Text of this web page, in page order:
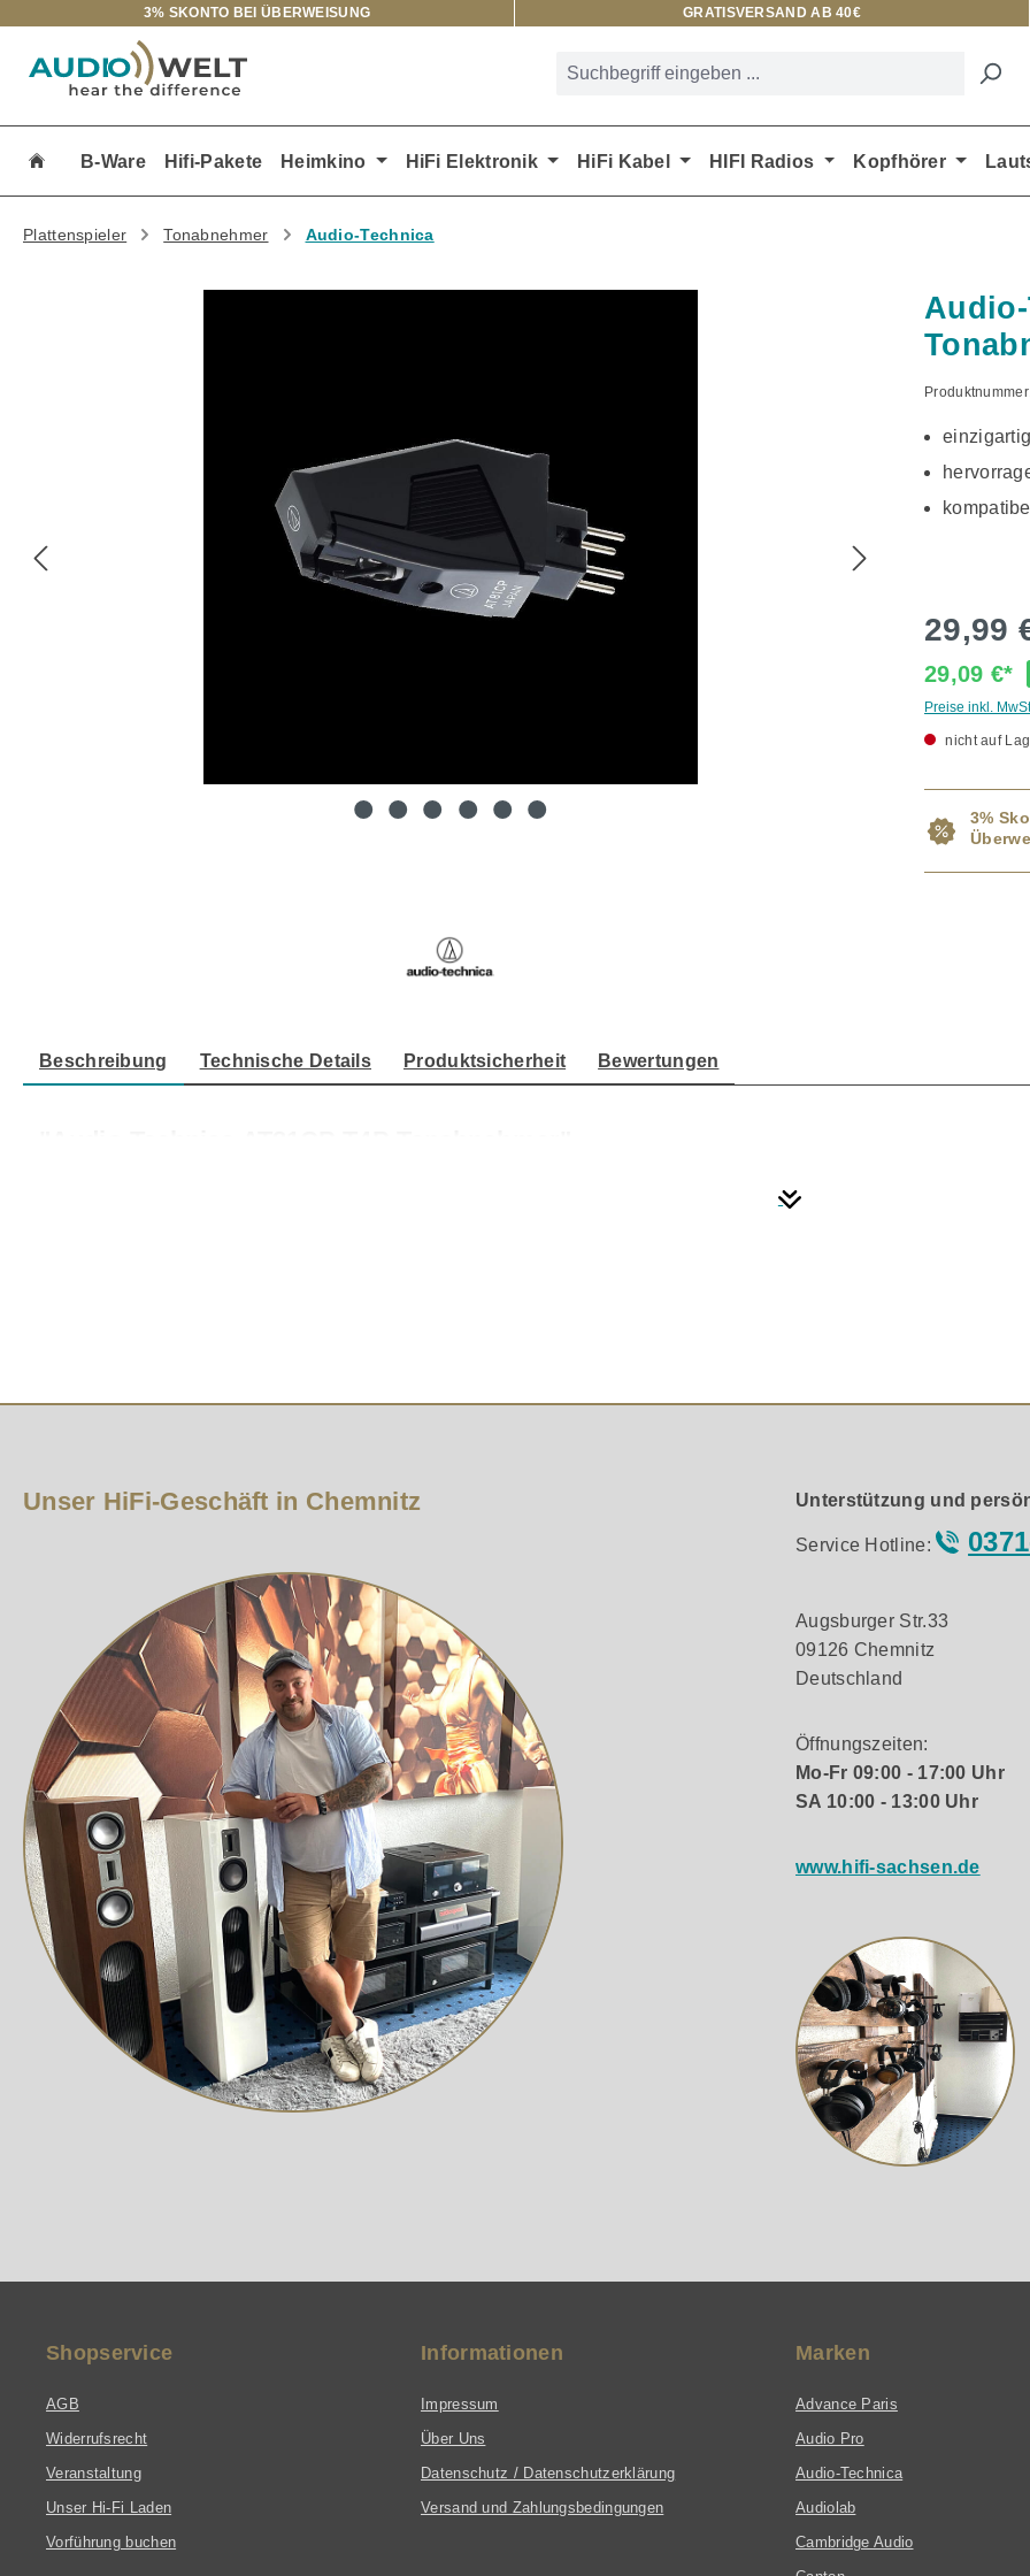
Hauptinhalt springen
Zur Suche springen
Zur Hauptnavigation springen
3% SKONTO BEI ÜBERWEISUNG GRATISVERSAND AB 40€
B-Ware Hifi-Pakete Heimkino HiFi Elektronik HiFi Kabel HIFI Radios Kopfhörer
Plattenspieler Tonabnehmer Audio-Technica
Audio-
29,99
29,09 €*
Preise inkl.
nicht auf
3%
Beschreibung Technische Details Produktsicherheit Bewertungen
Unser HiFi-Geschäft in Chemnitz Unterstützung und
Service Hotline:
Augsburger Str.33
09126 Chemnitz
Deutschland
Öffnungszeiten:
Mo-Fr 09:00 - 17:00 Uhr
SA 10:00 - 13:00 Uhr
www.hifi-sachsen.de
Shopservice
AGB
Widerrufsrecht
Veranstaltung
Unser Hi-Fi Laden
Vorführung buchen
Informationen
Impressum
Über Uns
Datenschutz / Datenschutzerklärung
Versand und Zahlungsbedingungen
Marken
Advance Paris
Audio Pro
Audio-Technica
Audiolab
Cambridge Audio